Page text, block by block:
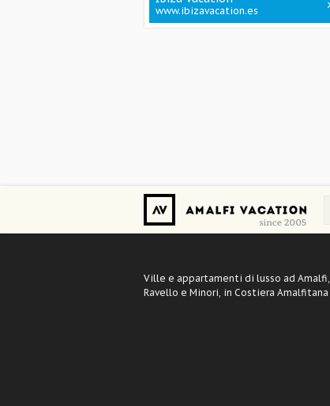
www.ibizavacation.es
Ville e appartamenti di lusso ad Amalfi,
Ravello e Minori, in Costiera Amalfitana